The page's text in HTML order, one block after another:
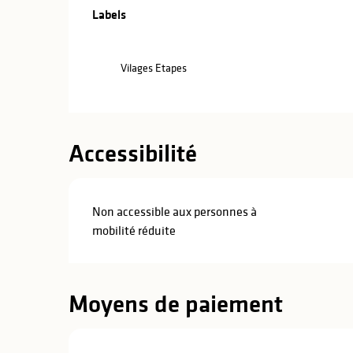
Offres de
Labels
Labels
Vilages Etapes
Accessibilité
Non accessible aux personnes à
mobilité réduite
Moyens de paiement